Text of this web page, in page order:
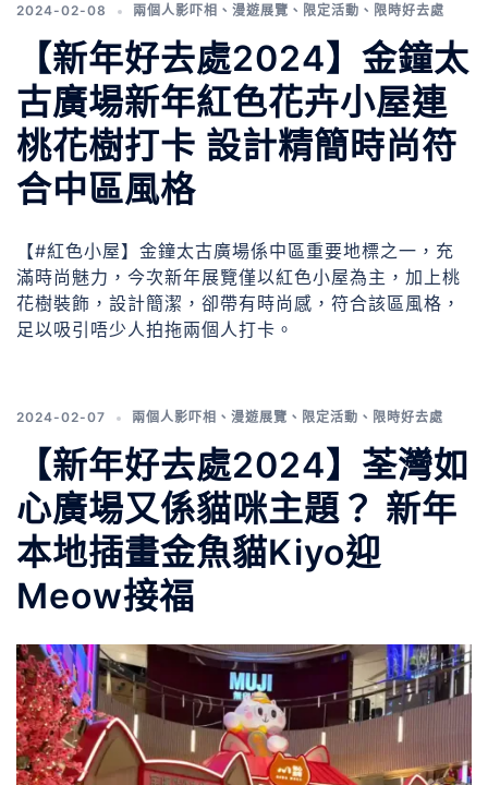
2024-02-08 兩個人影吓相 、 漫遊展覽 、 限定活動 、 限時好去處
【新年好去處2024】金鐘太
古廣場新年紅色花卉小屋連
桃花樹打卡 設計精簡時尚符
合中區風格
【#紅色小屋】金鐘太古廣場係中區重要地標之一，充
滿時尚魅力，今次新年展覽僅以紅色小屋為主，加上桃
花樹裝飾，設計簡潔，卻帶有時尚感，符合該區風格，
足以吸引唔少人拍拖兩個人打卡。
2024-02-07 兩個人影吓相 、 漫遊展覽 、 限定活動 、 限時好去處
【新年好去處2024】荃灣如
心廣場又係貓咪主題？ 新年
本地插畫金魚貓Kiyo迎
Meow接福